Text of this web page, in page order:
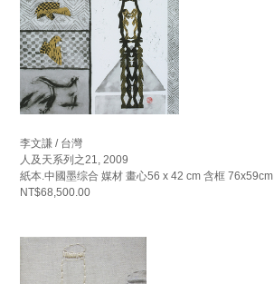
李文謙 / 台灣
人及天系列之21, 2009
紙本.中國墨综合 媒材 畫心56 x 42 cm 含框 76x59cm
NT$68,500.00